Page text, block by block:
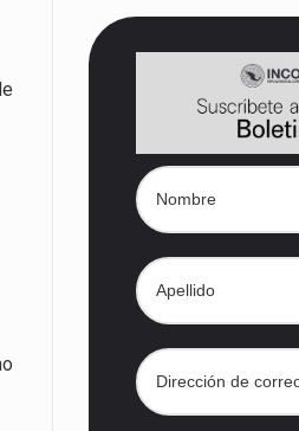
10%…
(mdd) en…
millones de dólares…